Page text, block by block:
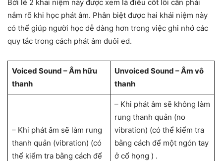
Bởi lẽ 2 khai niệm này được xem là điều cốt lõi cần phải
nắm rõ khi học phát âm. Phân biệt được hai khái niệm này
có thể giúp người học dễ dàng hơn trong việc ghi nhớ các
quy tắc trong cách phát âm đuôi ed.
Voiced Sound – Âm hữu
thanh
Unvoiced Sound – Âm vô
thanh
– Khi phát âm sẽ làm rung
thanh quản (vibration) (có
thể kiểm tra bằng cách để
– Khi phát âm sẽ không làm
rung thanh quản (no
vibration) (có thể kiểm tra
bằng cách để một ngón tay
ở cổ họng ) .